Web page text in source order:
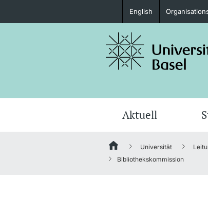
Fördernde &
English
Aktuell
Universität
Bibliothekskommission